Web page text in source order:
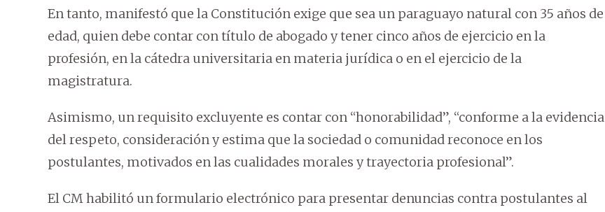
En tanto, manifestó que la Constitución exige que sea un paraguayo natural con 35 años de
edad, quien debe contar con título de abogado y tener cinco años de ejercicio en la
profesión, en la cátedra universitaria en materia jurídica o en el ejercicio de la
magistratura.
Asimismo, un requisito excluyente es contar con “honorabilidad”, “conforme a la evidencia
del respeto, consideración y estima que la sociedad o comunidad reconoce en los
postulantes, motivados en las cualidades morales y trayectoria profesional”.
El CM habilitó un formulario electrónico para presentar denuncias contra postulantes al